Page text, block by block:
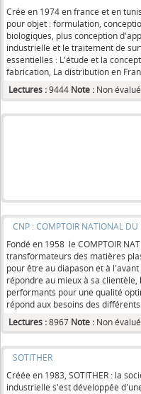
Crée en 1974 en france et en
pour objet : formulation,
biologiques, plus conception
industrielle et le traitement de
essentielles : L'étude et la
fabrication, La distribution en
Lectures :9444 Note : Non évalué
CNP : COMPTOIR NATIONAL DU
Fondé en 1958 le COMPTOIR
transformateurs des matières
pour être au diapason et à
répondre au mieux à sa clientèle,
performants pour une qualité
répond aux besoins des
Lectures :8967 Note : Non évalué
SOTITHER
Créée en 1983, SOTITHER : la
industrielle s'est développée